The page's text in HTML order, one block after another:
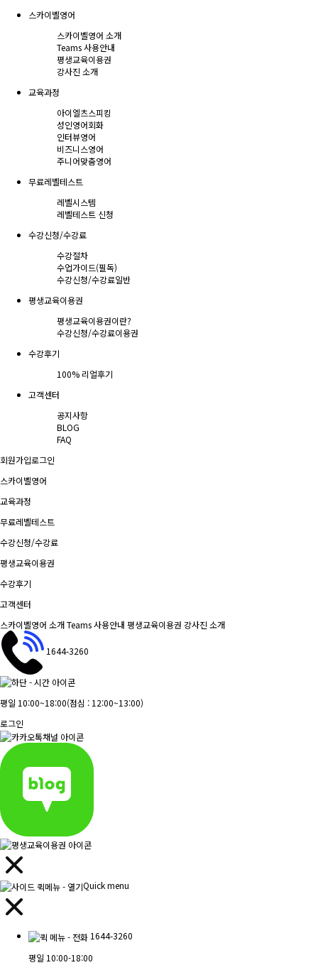
스카이벨영어
스카이벨영어 소개
Teams 사용안내
평생교육이용권
강사진 소개
교육과정
아이엘츠스피킹
성인영어회화
인터뷰영어
비즈니스영어
주니어맞춤영어
무료레벨테스트
레벨시스템
레벨테스트 신청
수강신청/수강료
수강절차
수업가이드(필독)
수강신청/수강료일반
평생교육이용권
평생교육이용권이란?
수강신청/수강료이용권
수강후기
100% 리얼후기
고객센터
공지사항
BLOG
FAQ
회원가입로그인
스카이벨영어
교육과정
무료레벨테스트
수강신청/수강료
평생교육이용권
수강후기
고객센터
스카이벨영어 소개Teams 사용안내 평생교육이용권 강사진 소개
1644-3260
평일 10:00~18:00(점심 : 12:00~13:00)
로그인
Quick menu
1644-3260
평일 10:00-18:00